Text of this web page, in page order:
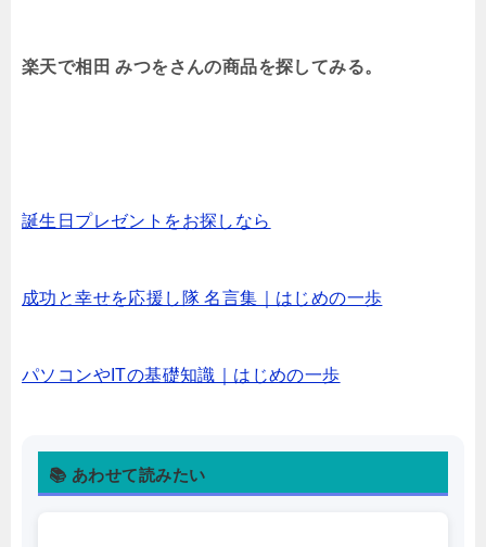
楽天で相田 みつをさんの商品を探してみる。
誕生日プレゼントをお探しなら
成功と幸せを応援し隊 名言集｜はじめの一歩
パソコンやITの基礎知識｜はじめの一歩
📚 あわせて読みたい